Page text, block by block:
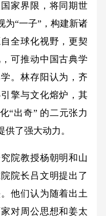
家界限，将同期世
为“一子”，构建新诸
全球化视野，更契
可推动中国古典学
。林存阳认为，齐
擎与文化熔炉，其
“出奇” 的二元张力
了强大动力。
院教授杨朝明和山
院长吕文明提出了
他们认为随着出土
对周公思想和姜太